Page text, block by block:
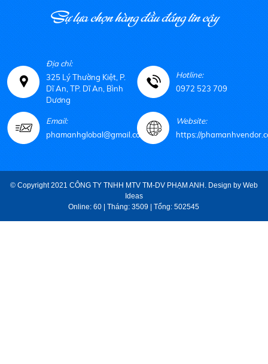
Sự lựa chọn hàng đầu đáng tin cậy
Địa chỉ:
325 Lý Thường Kiệt, P.
Dĩ An, TP. Dĩ An, Bình
Dương
Hotline:
0972 523 709
Email:
phamanhglobal@gmail.com
Website:
https://
© Copyright 2021 CÔNG TY TNHH MTV TM-DV PHẠM ANH. Design by Web
Ideas
Online: 60 | Tháng: 3509 | Tổng: 502545